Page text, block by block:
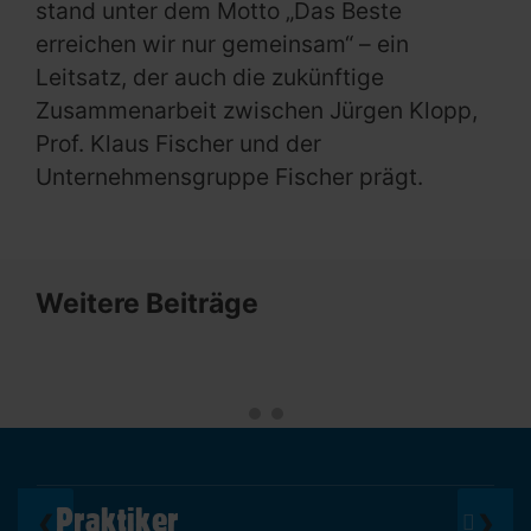
stand unter dem Motto „Das Beste
erreichen wir nur gemeinsam“ – ein
Leitsatz, der auch die zukünftige
Zusammenarbeit zwischen Jürgen Klopp,
Prof. Klaus Fischer und der
Unternehmensgruppe Fischer prägt.
Weitere Beiträge
❮ ❯
Praktiker